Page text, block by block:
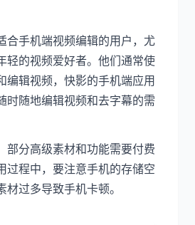
合手机端视频编辑的用户，尤
轻的视频爱好者。他们通常使
编辑视频，快影的手机端应用
时随地编辑视频和去字幕的需
部分高级素材和功能需要付费
过程中，要注意手机的存储空
材过多导致手机卡顿。